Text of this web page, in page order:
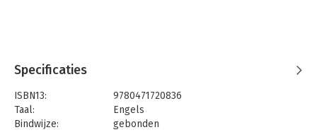
opmerkelijke opleving van de Pixar Animation Studio en zijn
Specificaties
ISBN13:
9780471720836
Taal:
Engels
Bindwijze:
gebonden